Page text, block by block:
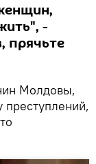
-
прячьте
Молдовы,
преступлений,